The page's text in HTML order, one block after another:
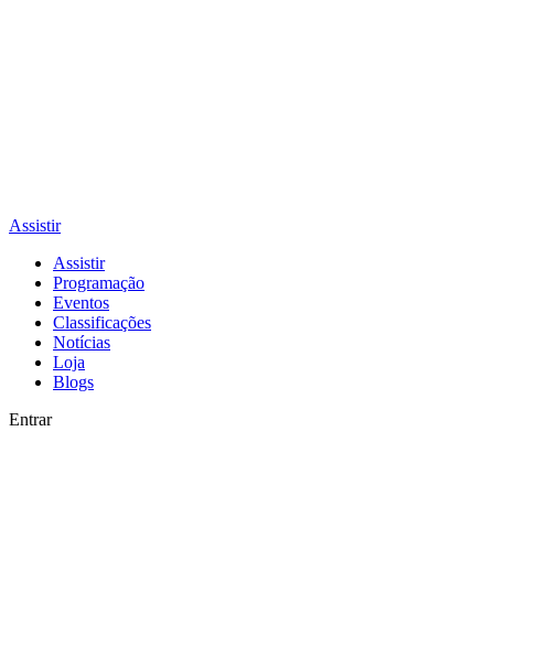
Assistir
Assistir
Programação
Eventos
Classificações
Notícias
Loja
Blogs
Entrar